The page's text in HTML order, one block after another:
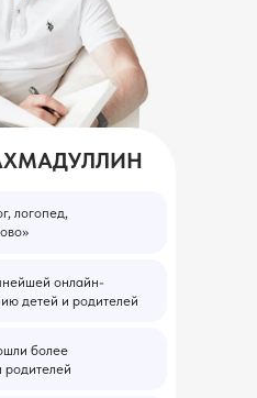
более
онлайн-
детей и родителей
логопед,